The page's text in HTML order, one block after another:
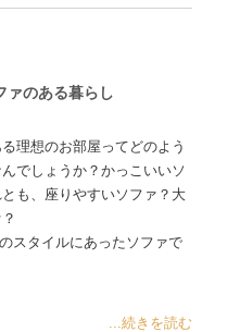
ァのある暮らし
理想のお部屋ってどのよう
でしょうか？かっこいいソ
も、座りやすいソファ？大
スタイルにあったソファで
...続きを読む